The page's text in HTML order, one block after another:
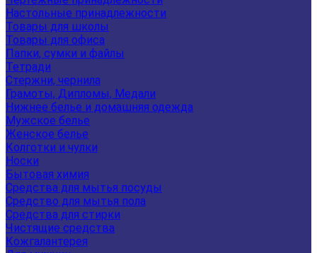
Настольные принадлежности
Товары для школы
Товары для офиса
Папки, сумки и файлы
Тетради
Стержни, чернила
Грамоты, Дипломы, Медали
Нижнее белье и домашняя одежда
Мужское белье
Женское белье
Колготки и чулки
Носки
Бытовая химия
Средства для мытья посуды
Средство для мытья пола
Средства для стирки
Чистящие средства
Кожгалантерея